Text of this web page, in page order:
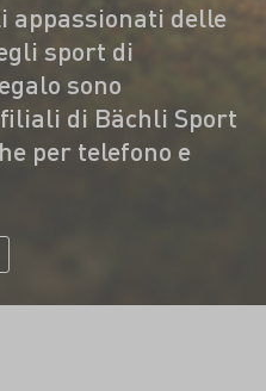
appassionati delle
sport di
sono
di Bächli Sport
per telefono e